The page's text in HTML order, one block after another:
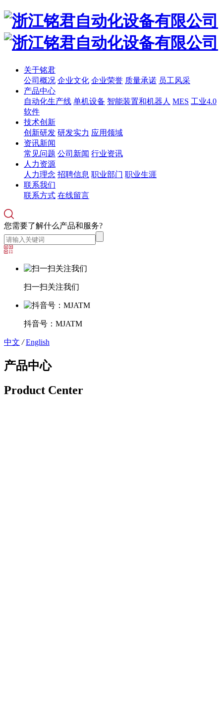
关于铭君
公司概况 企业文化 企业荣誉 质量承诺 员工风采
产品中心
自动化生产线 单机设备 智能装置和机器人 MES 工业4.0
软件
技术创新
创新研发 研发实力 应用领域
资讯新闻
常见问题 公司新闻 行业资讯
人力资源
人力理念 招聘信息 职业部门 职业生涯
联系我们
联系方式 在线留言
您需要了解什么产品和服务?
扫一扫关注我们
抖音号：MJATM
中文 / English
产品中心
Product Center